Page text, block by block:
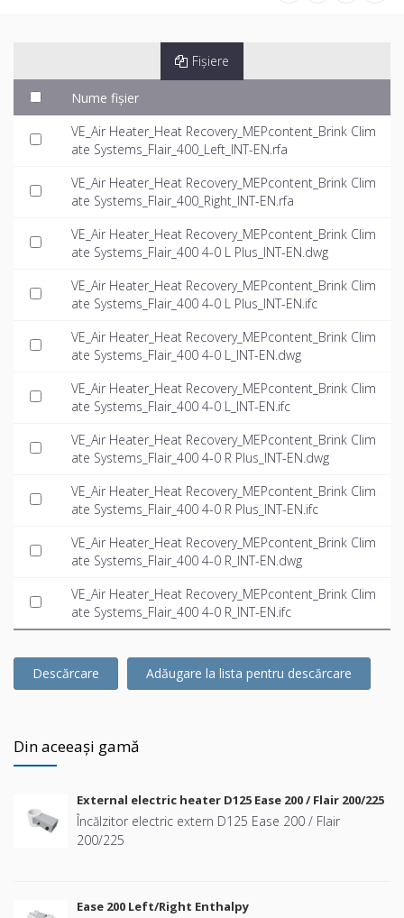
Fișiere
Nume fișier
VE_Air Heater_Heat Recovery_MEPcontent_Brink Clim
ate Systems_Flair_400_Left_INT-EN.rfa
VE_Air Heater_Heat Recovery_MEPcontent_Brink Clim
ate Systems_Flair_400_Right_INT-EN.rfa
VE_Air Heater_Heat Recovery_MEPcontent_Brink Clim
ate Systems_Flair_400 4-0 L Plus_INT-EN.dwg
VE_Air Heater_Heat Recovery_MEPcontent_Brink Clim
ate Systems_Flair_400 4-0 L Plus_INT-EN.ifc
VE_Air Heater_Heat Recovery_MEPcontent_Brink Clim
ate Systems_Flair_400 4-0 L_INT-EN.dwg
VE_Air Heater_Heat Recovery_MEPcontent_Brink Clim
ate Systems_Flair_400 4-0 L_INT-EN.ifc
VE_Air Heater_Heat Recovery_MEPcontent_Brink Clim
ate Systems_Flair_400 4-0 R Plus_INT-EN.dwg
VE_Air Heater_Heat Recovery_MEPcontent_Brink Clim
ate Systems_Flair_400 4-0 R Plus_INT-EN.ifc
VE_Air Heater_Heat Recovery_MEPcontent_Brink Clim
ate Systems_Flair_400 4-0 R_INT-EN.dwg
VE_Air Heater_Heat Recovery_MEPcontent_Brink Clim
ate Systems_Flair_400 4-0 R_INT-EN.ifc
Descărcare Adăugare la lista pentru descărcare
Din aceeași gamă
External electric heater D125 Ease 200 / Flair 200/225
Încălzitor electric extern D125 Ease 200 / Flair
200/225
Ease 200 Left/Right Enthalpy